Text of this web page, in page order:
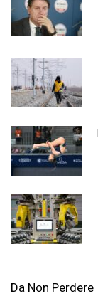
Da Non Perdere